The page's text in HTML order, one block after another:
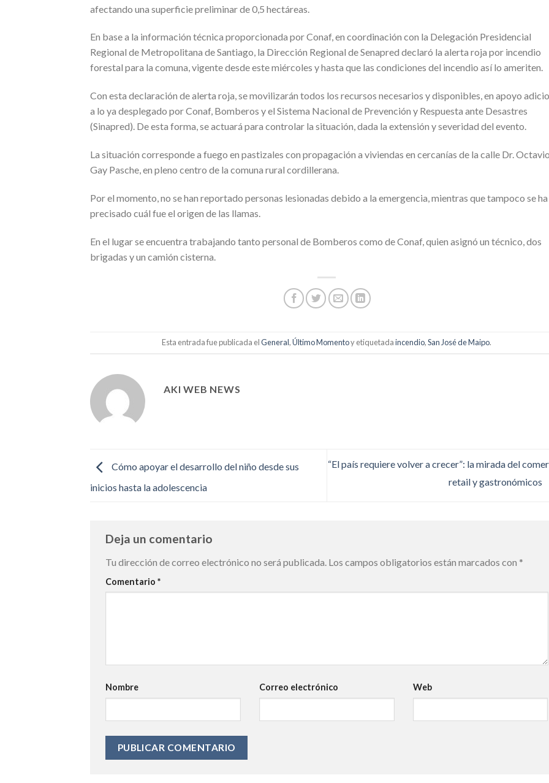
afectando una superficie preliminar de 0,5 hectáreas.
En base a la información técnica proporcionada por Conaf, en coordinación con la Delegación Presidencial
Regional de Metropolitana de Santiago, la Dirección Regional de Senapred declaró la alerta roja por incendio
forestal para la comuna, vigente desde este miércoles y hasta que las condiciones del incendio así lo ameriten.
Con esta declaración de alerta roja, se movilizarán todos los recursos necesarios y disponibles, en apoyo
a lo ya desplegado por Conaf, Bomberos y el Sistema Nacional de Prevención y Respuesta ante Desastres
(Sinapred). De esta forma, se actuará para controlar la situación, dada la extensión y severidad del evento.
La situación corresponde a fuego en pastizales con propagación a viviendas en cercanías de la calle Dr.
Gay Pasche, en pleno centro de la comuna rural cordillerana.
Por el momento, no se han reportado personas lesionadas debido a la emergencia, mientras que tampoco se ha
precisado cuál fue el origen de las llamas.
En el lugar se encuentra trabajando tanto personal de Bomberos como de Conaf, quien asignó un técnico, dos
brigadas y un camión cisterna.
Esta entrada fue publicada elGeneral,Último Momentoy etiquetadaincendio,San José de Maipo.
AKI WEB NEWS
Cómo apoyar el desarrollo del niño desde sus
inicios hasta la adolescencia
“El país requiere volver a crecer”: la mirada del
retail y gastronómicos
Deja un comentario
Tu dirección de correo electrónico no será publicada. Los campos obligatorios están marcados con *
Comentario *
Nombre Correo electrónico Web